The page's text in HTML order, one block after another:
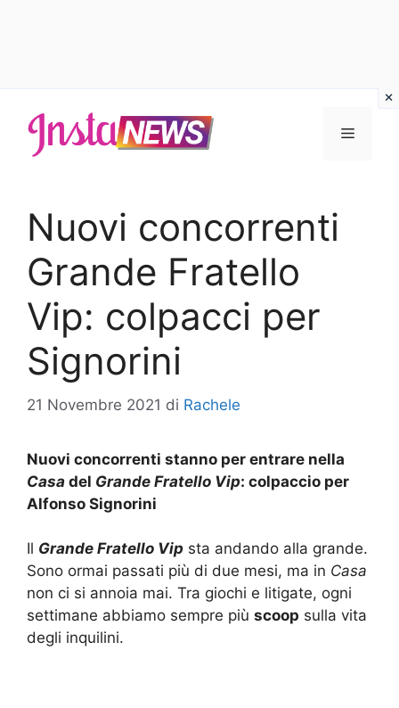
contenuto
Menu
Nuovi concorrenti
Grande Fratello
Vip: colpacci per
Signorini
21 Novembre 2021 di Rachele
Nuovi concorrenti stanno per entrare nella
Casa del Grande Fratello Vip: colpaccio per
Alfonso Signorini
Il Grande Fratello Vip sta andando alla grande.
Sono ormai passati più di due mesi, ma in Casa
non ci si annoia mai. Tra giochi e litigate, ogni
settimane abbiamo sempre più scoop sulla vita
degli inquilini.